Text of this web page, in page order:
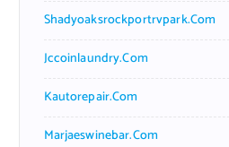
Shadyoaksrockportrvpark.com
Jccoinlaundry.com
Kautorepair.com
Marjaeswinebar.com